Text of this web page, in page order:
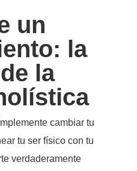
un
la
la
cambiar tu
tu ser físico con tu
verdaderamente